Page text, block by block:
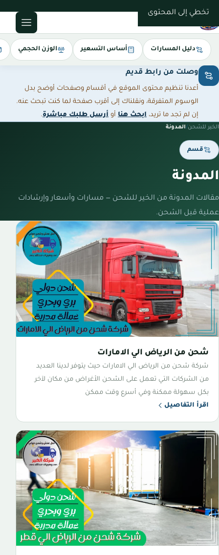
تخطي إلى المحتوى
دليل المسارات أساس التسعير الوزن الحجمي
وصلت من رابط قديم
أعدنا تنظيم محتوى الموقع في أقسام وصفحات أوضح بدل
الوسوم المتفرقة، ونقلناك إلى أقرب صفحة لما كنت تبحث عنه.
إن لم تجد ما تريد، ابحث هنا أو أرسل طلبك مباشرة.
الخير للشحن/المدونة
قسم
المدونة
مقالات المدونة من الخير للشحن — مسارات وأسعار وإرشادات
عملية قبل الشحن.
شحن من الرياض الي الامارات
شركة شحن من الرياض الي الامارات حيث يتوفر لدينا العديد
من الشركات التي تعمل على الشحن الأغراض من مكان لآخر
بكل سهولة ممكنة وفي أسرع وقت ممكن
اقرأ التفاصيل